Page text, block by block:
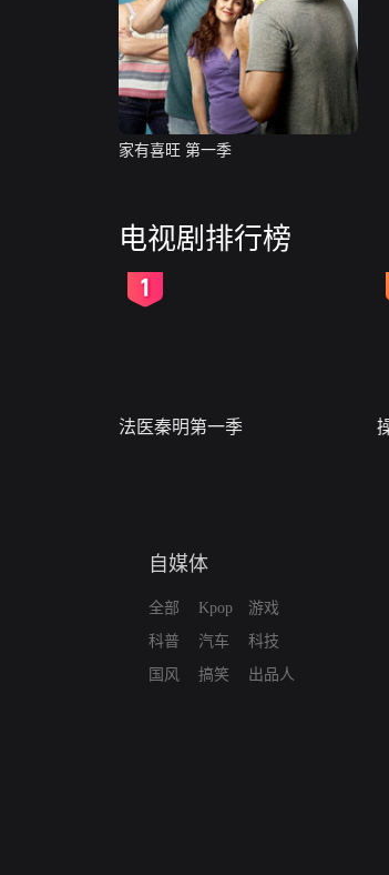
家有喜旺 第一季
电视剧排行榜
法医秦明第一季
自媒体
全部
科普
国风
Kpop
汽车
搞笑
游戏
科技
出品人